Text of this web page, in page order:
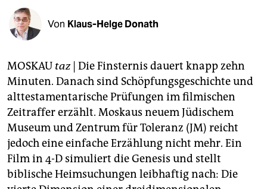
shop
fragen & hilfe
abo
genossenschaft
epaper login
Von Klaus-Helge Donath
MOSKAU taz| Die Finsternis dauert knapp zehn
Minuten. Danach sind Schöpfungsgeschichte und
alttestamentarische Prüfungen im filmischen
Zeitraffer erzählt. Moskaus neuem Jüdischem
Museum und Zentrum für Toleranz (JM) reicht
jedoch eine einfache Erzählung nicht mehr. Ein
Film in 4-D simuliert die Genesis und stellt
biblische Heimsuchungen leibhaftig nach: Die